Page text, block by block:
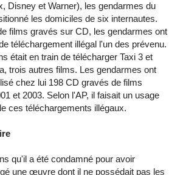
Disney et Warner), les gendarmes du
les domiciles de six internautes.
films gravés sur CD, les gendarmes ont
téléchargement illégal l'un des prévenu.
était en train de télécharger Taxi 3 et
trois autres films. Les gendarmes ont
chez lui 198 CD gravés de films
et 2003. Selon l'AP, il faisait un usage
ces téléchargements illégaux.
qu'il a été condamné pour avoir
une œuvre dont il ne possédait pas les